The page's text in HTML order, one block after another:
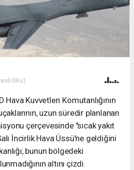
Oku)
Hava Kuvvetleri Komutanlığının
uzun süredir planlanan
çerçevesinde "sıcak yakıt
İncirlik Hava Üssü'ne geldiğini
bunun bölgedeki
altını çizdi.